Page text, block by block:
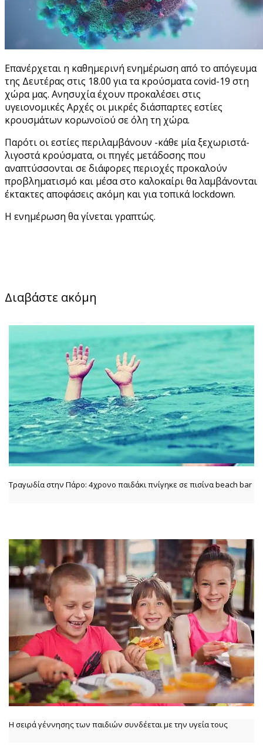
Επανέρχεται η καθημερινή ενημέρωση από το απόγευμα
της Δευτέρας στις 18.00 για τα κρούσματα covid-19 στη
χώρα μας. Ανησυχία έχουν προκαλέσει στις
υγειονομικές Αρχές οι μικρές διάσπαρτες εστίες
κρουσμάτων κορωνοϊού σε όλη τη χώρα.
Παρότι οι εστίες περιλαμβάνουν -κάθε μία ξεχωριστά-
λιγοστά κρούσματα, οι πηγές μετάδοσης που
αναπτύσσονται σε διάφορες περιοχές προκαλούν
προβληματισμό και μέσα στο καλοκαίρι θα λαμβάνονται
έκτακτες αποφάσεις ακόμη και για τοπικά lockdown.
Η ενημέρωση θα γίνεται γραπτώς.
Διαβάστε ακόμη
Τραγωδία στην Πάρο: 4χρονο παιδάκι πνίγηκε σε πισίνα beach bar
Η σειρά γέννησης των παιδιών συνδέεται με την υγεία τους